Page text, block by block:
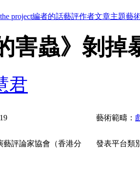
project編者的話藝評作者文章主題藝
害蟲》剝掉
君
藝術範疇：
藝評論家協會（香港分
發表平台類